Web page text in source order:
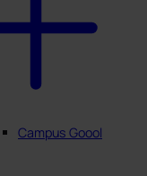
Campus Goool